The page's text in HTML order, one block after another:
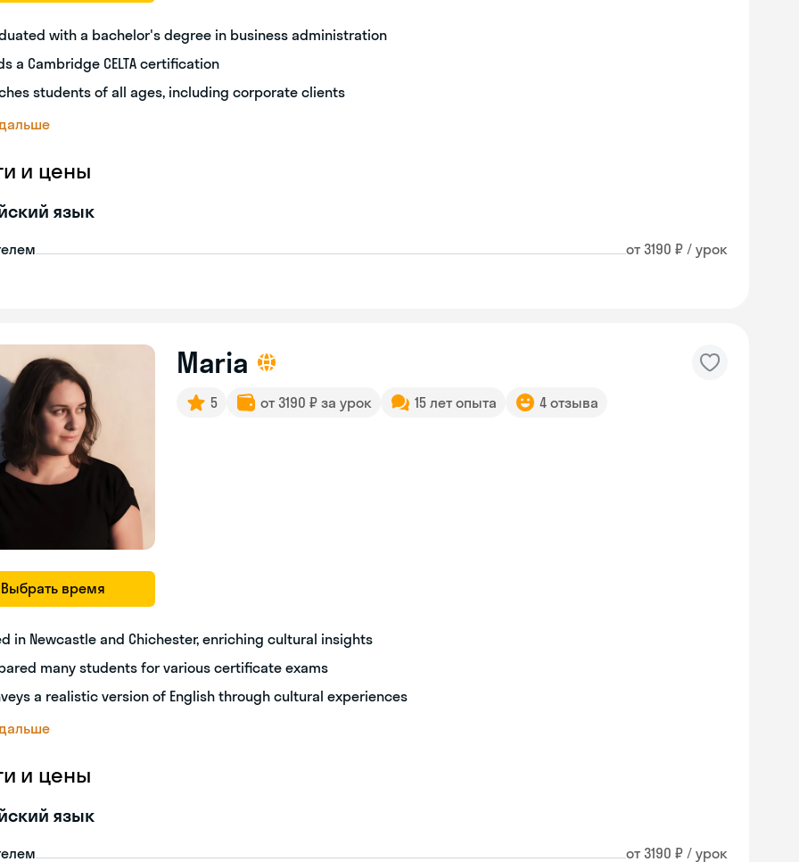
with a bachelor's degree in business administration
a Cambridge CELTA certification
students of all ages, including corporate clients
и цены
язык
от 3190 ₽ / урок
Выбрать время
Maria
5 от 3190 ₽ за урок 15 лет опыта 4 отзыва
in Newcastle and Chichester, enriching cultural insights
many students for various certificate exams
a realistic version of English through cultural experiences
и цены
язык
от 3190 ₽ / урок